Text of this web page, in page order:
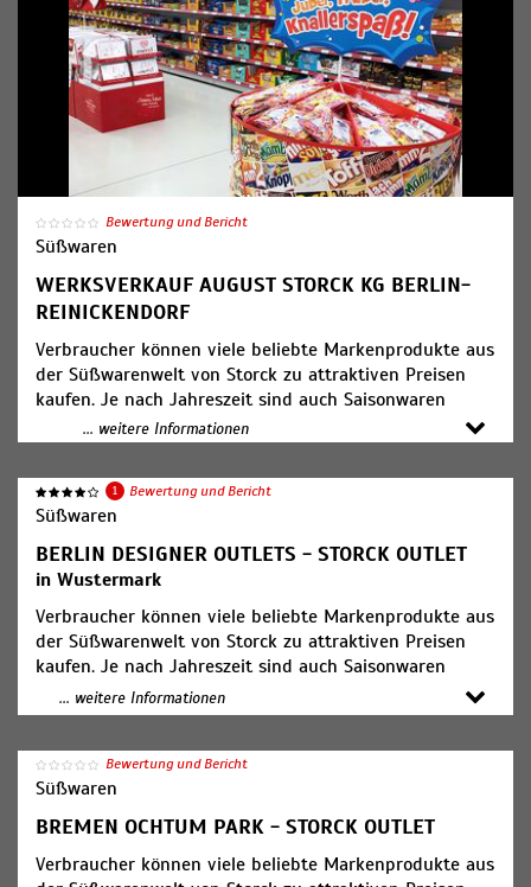
Bewertung und Bericht
Süßwaren
WERKSVERKAUF AUGUST STORCK KG BERLIN-
REINICKENDORF
Verbraucher können viele beliebte Markenprodukte aus
der Süßwarenwelt von Storck zu attraktiven Preisen
kaufen. Je nach Jahreszeit sind auch Saisonwaren
erhältlich.
Öffnungszeiten:
Mo. bis Sa. 10-18 Uhr
... weitere Informationen
1 Bewertung und Bericht
Süßwaren
BERLIN DESIGNER OUTLETS - STORCK OUTLET
in Wustermark
Verbraucher können viele beliebte Markenprodukte aus
der Süßwarenwelt von Storck zu attraktiven Preisen
kaufen. Je nach Jahreszeit sind auch Saisonwaren
erhältlich.
Mo. - Sa. von 10 bis 20 Uhr
... weitere Informationen
Bewertung und Bericht
Süßwaren
BREMEN OCHTUM PARK - STORCK OUTLET
Verbraucher können viele beliebte Markenprodukte aus